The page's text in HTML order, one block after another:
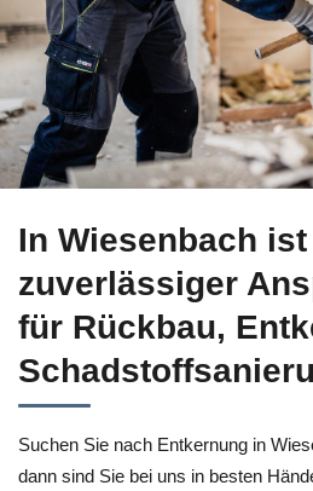
In Wiesenbach
zuverlässiger
für Rückbau,
Suchen Sie nach Entkernung in
dann sind Sie bei uns in besten